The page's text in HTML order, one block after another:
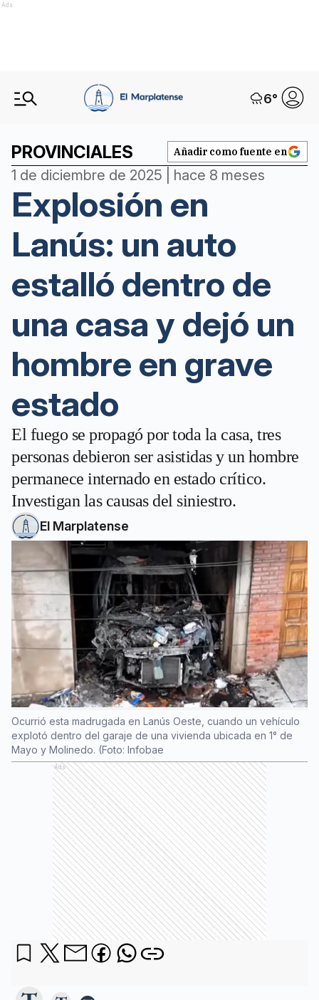
Ads
6°
PROVINCIALES Añadir como fuente en
1 de diciembre de 2025 | hace 8 meses
Explosión en
Lanús: un auto
estalló dentro de
una casa y dejó un
hombre en grave
estado
El fuego se propagó por toda la casa, tres
personas debieron ser asistidas y un hombre
permanece internado en estado crítico.
Investigan las causas del siniestro.
El Marplatense
Ocurrió esta madrugada en Lanús Oeste, cuando un vehículo
explotó dentro del garaje de una vivienda ubicada en 1° de
Mayo y Molinedo. (Foto: Infobae
Ads